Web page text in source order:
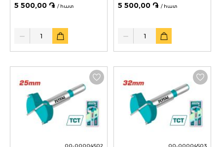
5 500,00 ֏ / հատ
Quantity
5 500,00 ֏ / հատ
Quantity
00-00004502 00-00004503